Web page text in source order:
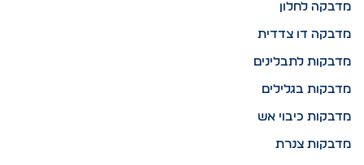
מדבקה לחלון
מדבקה דו צדדית
מדבקות לתבלינים
מדבקות בגלילים
מדבקות כיבוי אש
מדבקות צנרת